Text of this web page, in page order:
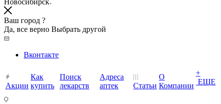
Новосибирск
Ваш город ?
Да, все верно Выбрать другой
Вконтакте
Акции
Как
купить
Поиск
лекарств
Адреса
аптек
Статьи
О
Компании
+
ЕЩЕ